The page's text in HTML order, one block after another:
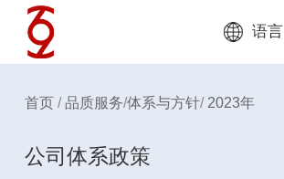
语言
首页/品质服务/体系与方针/2023年
公司体系政策